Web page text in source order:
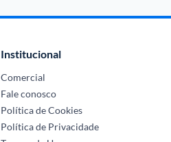
Institucional
Comercial
Fale conosco
Política de Cookies
Política de Privacidade